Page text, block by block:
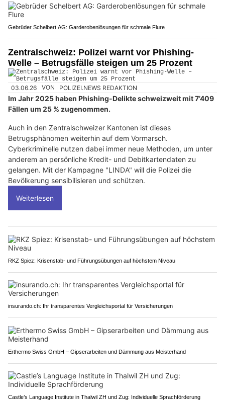
Gebrüder Schelbert AG: Garderobenlösungen für schmale Flure
Zentralschweiz: Polizei warnt vor Phishing-
Welle – Betrugsfälle steigen um 25 Prozent
03.06.26 VON POLIZEI.NEWS REDAKTION
Im Jahr 2025 haben Phishing-Delikte schweizweit mit 7’409
Fällen um 25 % zugenommen.
Auch in den Zentralschweizer Kantonen ist dieses
Betrugsphänomen weiterhin auf dem Vormarsch.
Cyberkriminelle nutzen dabei immer neue Methoden, um unter
anderem an persönliche Kredit- und Debitkartendaten zu
gelangen. Mit der Kampagne "LINDA" will die Polizei die
Bevölkerung sensibilisieren und schützen.
Weiterlesen
RKZ Spiez: Krisenstab- und Führungsübungen auf höchstem Niveau
insurando.ch: Ihr transparentes Vergleichsportal für Versicherungen
Erthermo Swiss GmbH – Gipserarbeiten und Dämmung aus Meisterhand
Castle’s Language Institute in Thalwil ZH und Zug: Individuelle Sprachförderung